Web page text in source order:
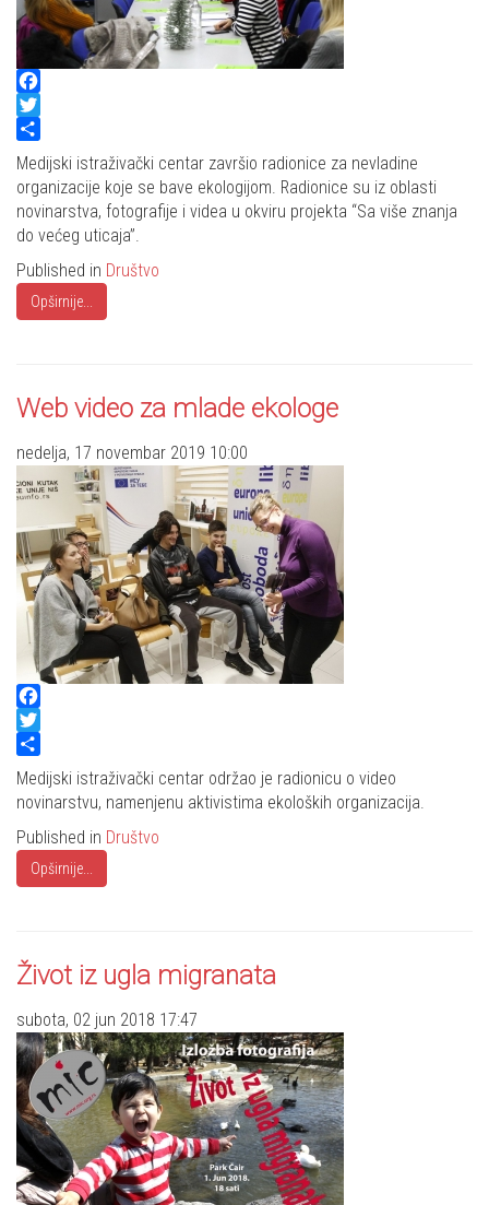
Facebook
Twitter
Share
Medijski istraživački centar završio radionice za nevladine
organizacije koje se bave ekologijom. Radionice su iz oblasti
novinarstva, fotografije i videa u okviru projekta “Sa više znanja
do većeg uticaja”.
Published in Društvo
Opširnije...
Web video za mlade ekologe
nedelja, 17 novembar 2019 10:00
Facebook
Twitter
Share
Medijski istraživački centar održao je radionicu o video
novinarstvu, namenjenu aktivistima ekoloških organizacija.
Published in Društvo
Opširnije...
Život iz ugla migranata
subota, 02 jun 2018 17:47